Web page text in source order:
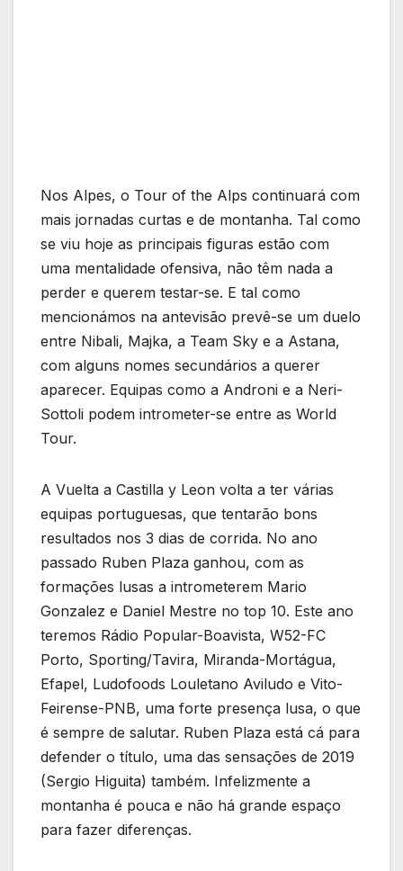
Nos Alpes, o Tour of the Alps continuará com
mais jornadas curtas e de montanha. Tal como
se viu hoje as principais figuras estão com
uma mentalidade ofensiva, não têm nada a
perder e querem testar-se. E tal como
mencionámos na antevisão prevê-se um duelo
entre Nibali, Majka, a Team Sky e a Astana,
com alguns nomes secundários a querer
aparecer. Equipas como a Androni e a Neri-
Sottoli podem intrometer-se entre as World
Tour.
A Vuelta a Castilla y Leon volta a ter várias
equipas portuguesas, que tentarão bons
resultados nos 3 dias de corrida. No ano
passado Ruben Plaza ganhou, com as
formações lusas a intrometerem Mario
Gonzalez e Daniel Mestre no top 10. Este ano
teremos Rádio Popular-Boavista, W52-FC
Porto, Sporting/Tavira, Miranda-Mortágua,
Efapel, Ludofoods Louletano Aviludo e Vito-
Feirense-PNB, uma forte presença lusa, o que
é sempre de salutar. Ruben Plaza está cá para
defender o título, uma das sensações de 2019
(Sergio Higuita) também. Infelizmente a
montanha é pouca e não há grande espaço
para fazer diferenças.